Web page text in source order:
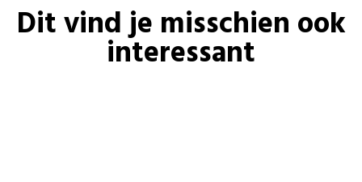
Dit vind je misschien ook
interessant